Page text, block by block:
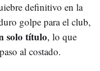
definitivo en la
golpe para el club,
solo título, lo que
al costado.